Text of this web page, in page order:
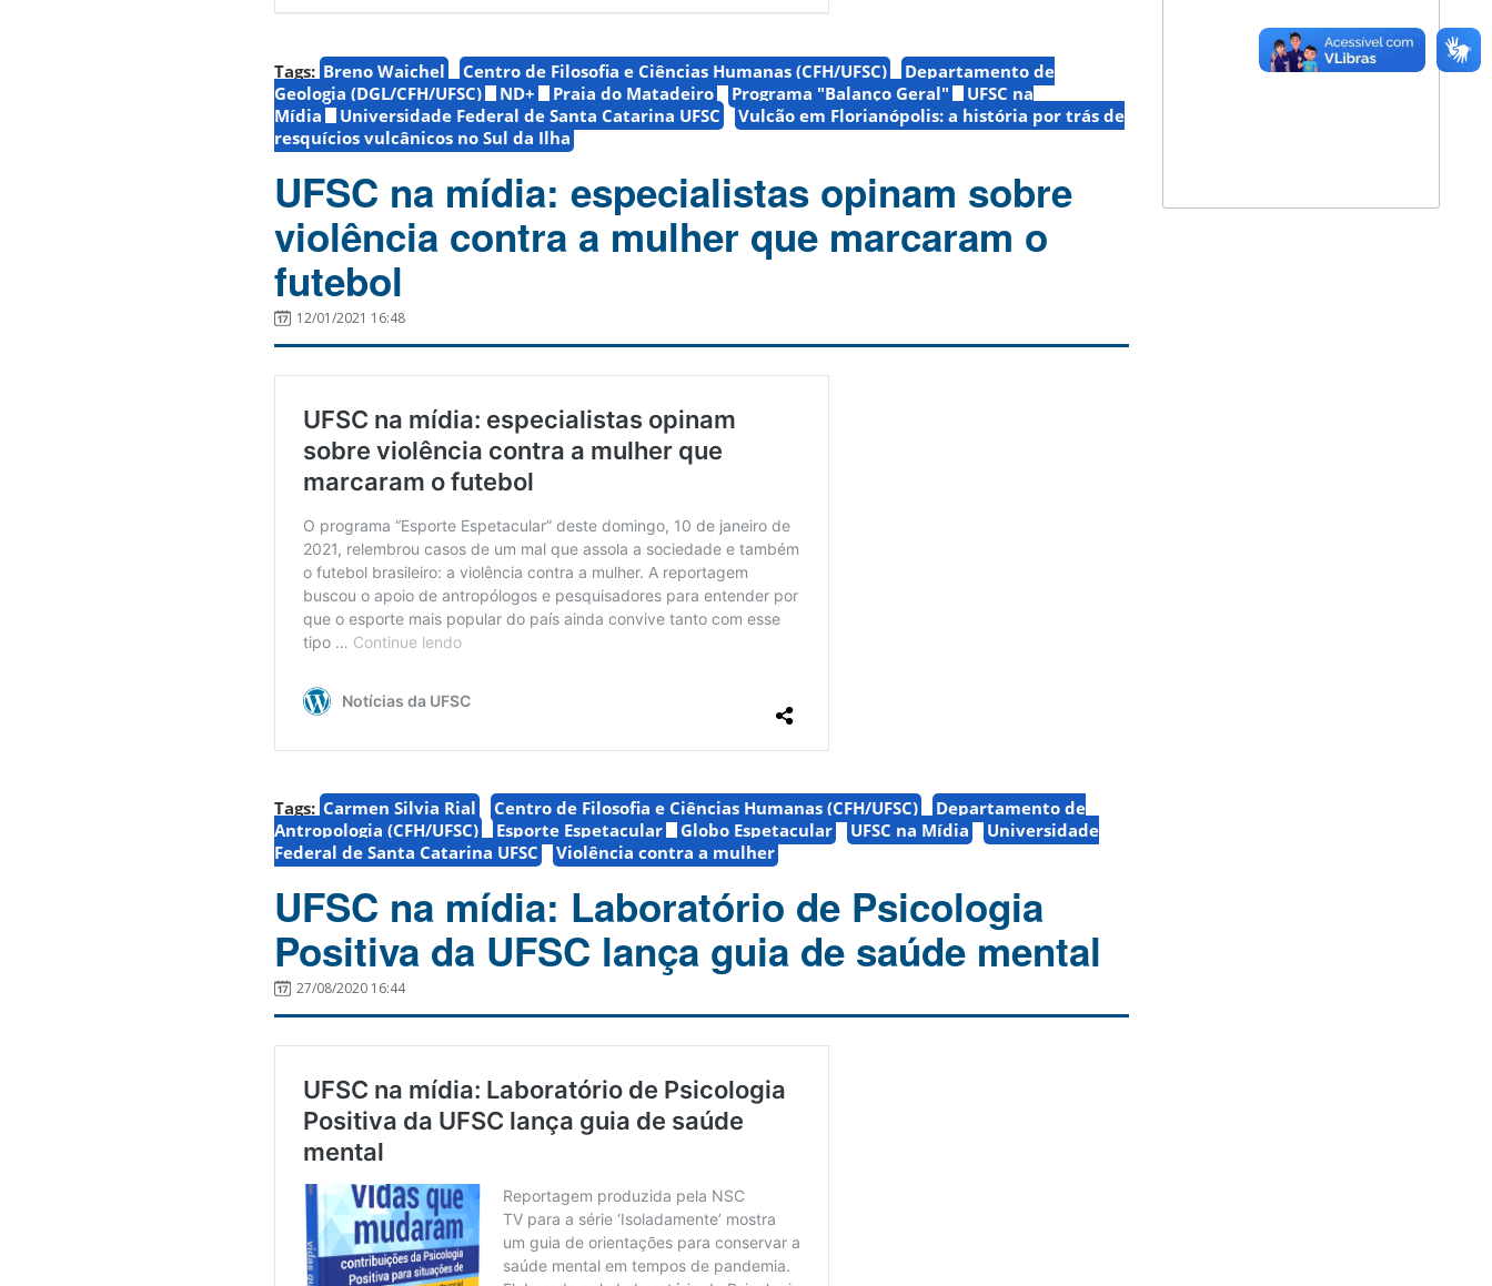
Tags: Breno Waichel Centro de Filosofia e Ciências Humanas (CFH/UFSC)
Departamento de
Geologia (DGL/CFH/UFSC)
ND+ Praia do Matadeiro Programa "Balanço Geral"
UFSC na
Mídia
Universidade Federal de Santa Catarina UFSC
Vulcão em Florianópolis: a história por trás de
resquícios vulcânicos no Sul da Ilha
UFSC na mídia: especialistas opinam sobre
violência contra a mulher que marcaram o
futebol
12/01/2021 16:48
Tags: Carmen Silvia Rial Centro de Filosofia e Ciências Humanas (CFH/UFSC)
Departamento de
Antropologia (CFH/UFSC)
Esporte Espetacular Globo Espetacular UFSC na Mídia
Universidade
Federal de Santa Catarina UFSC
Violência contra a mulher
UFSC na mídia: Laboratório de Psicologia
Positiva da UFSC lança guia de saúde mental
27/08/2020 16:44